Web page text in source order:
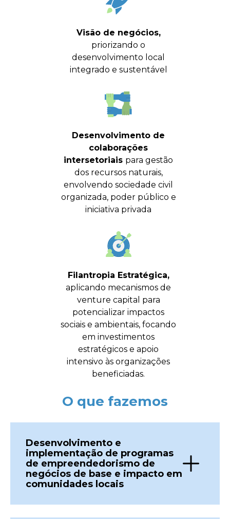
Visão de negócios,
priorizando o
desenvolvimento local
integrado e sustentável
Desenvolvimento de
colaborações
intersetoriais para gestão
dos recursos naturais,
envolvendo sociedade civil
organizada, poder público e
iniciativa privada
Filantropia Estratégica,
aplicando mecanismos de
venture capital para
potencializar impactos
sociais e ambientais, focando
em investimentos
estratégicos e apoio
intensivo às organizações
beneficiadas.
O que fazemos
Desenvolvimento e
implementação de programas
de empreendedorismo de
negócios de base e impacto em
comunidades locais